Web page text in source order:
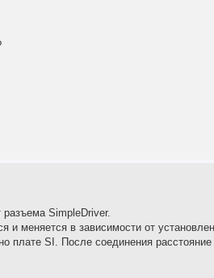
SimpleDriver.
меняется в зависимости от
плате SI. После соединения